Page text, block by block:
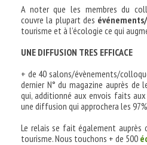
A noter que les membres du
couvre la plupart des
tourisme et à l’écologie ce qui
UNE DIFFUSION TRES EFFICACE
+ de 40 salons/évènements/
dernier N° du magazine auprès de
qui, additionné aux envois faits aux
une diffusion qui approchera les
Le relais se fait également auprès
tourisme. Nous touchons + de 500